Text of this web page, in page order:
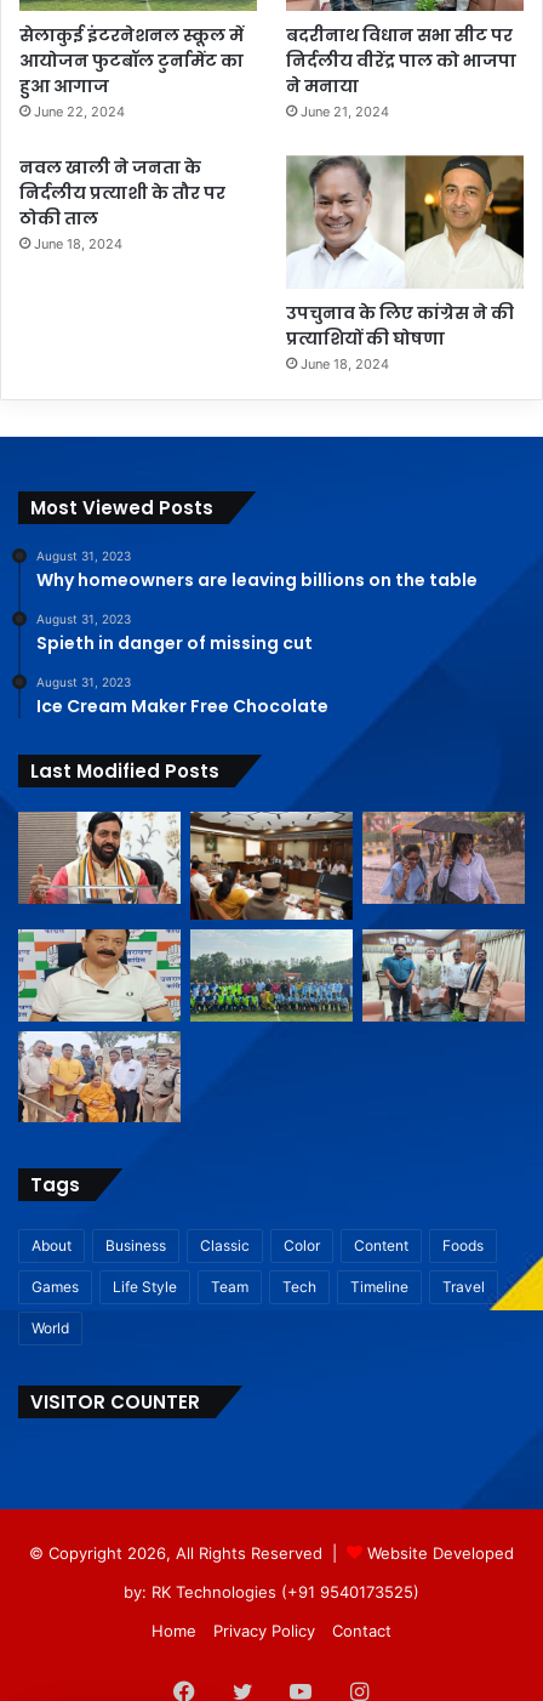
सेलाकुई इंटरनेशनल स्कूल में
आयोजन फुटबॉल टुर्नामेंट का
हुआ आगाज
June 22, 2024
बदरीनाथ विधान सभा सीट पर
निर्दलीय वीरेंद्र पाल को भाजपा
ने मनाया
June 21, 2024
नवल खाली ने जनता के
निर्दलीय प्रत्याशी के तौर पर
ठोकी ताल
June 18, 2024
उपचुनाव के लिए कांग्रेस ने की
प्रत्याशियों की घोषणा
June 18, 2024
Most Viewed Posts
August 31, 2023
Why homeowners are leaving billions on the table
August 31, 2023
Spieth in danger of missing cut
August 31, 2023
Ice Cream Maker Free Chocolate
Last Modified Posts
Tags
About Business Classic Color Content Foods
Games Life Style Team Tech Timeline Travel
World
VISITOR COUNTER
© Copyright 2026, All Rights Reserved |
Website Developed
by: RK Technologies (+91 9540173525)
Home
Privacy Policy Contact
Facebook
TwitterYouTubeInstagram